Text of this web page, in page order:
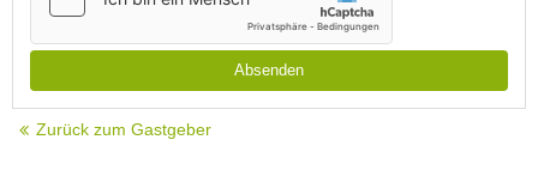
Zurück zum Gastgeber